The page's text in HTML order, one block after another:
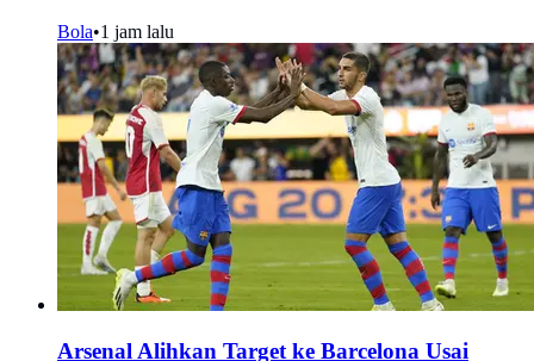
Bola•1 jam lalu
Arsenal Alihkan Target ke Barcelona Usai